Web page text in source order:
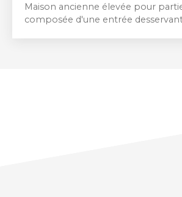
Maison ancienne élevée pour
composée d'une entrée